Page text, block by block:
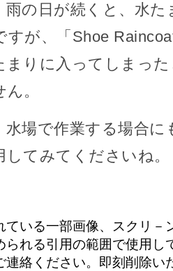
雨の日が続くと、水
が、「Shoe
まりに入ってしまっ
。
場で作業する場合に
てみてくださいね。
いる一部画像、スクリ－
られる引用の範囲で使用し
連絡ください。即刻削除い